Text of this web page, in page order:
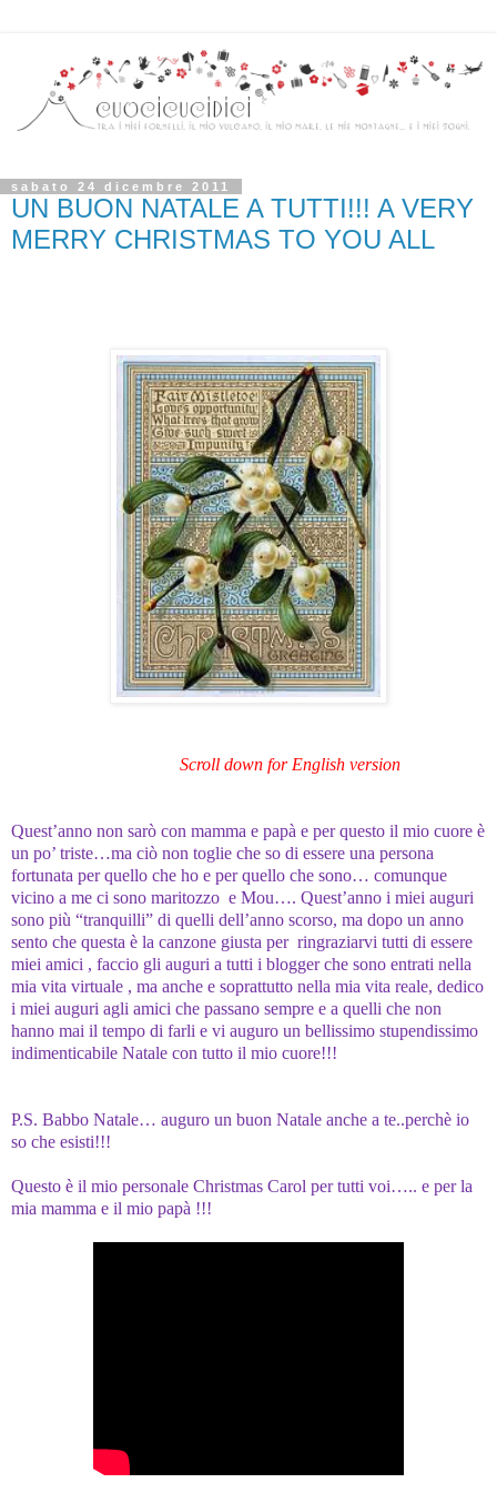
sabato 24 dicembre 2011
UN BUON NATALE A TUTTI!!! A VERY
MERRY CHRISTMAS TO YOU ALL
Scroll down for English version
Quest’anno non sarò con mamma e papà e per questo il mio cuore è
un po’ triste…ma ciò non toglie che so di essere una persona
fortunata per quello che ho e per quello che sono… comunque
vicino a me ci sono maritozzo e Mou…. Quest’anno i miei auguri
sono più “tranquilli” di quelli dell’anno scorso, ma dopo un anno
sento che questa è la canzone giusta per ringraziarvi tutti di essere
miei amici , faccio gli auguri a tutti i blogger che sono entrati nella
mia vita virtuale , ma anche e soprattutto nella mia vita reale, dedico
i miei auguri agli amici che passano sempre e a quelli che non
hanno mai il tempo di farli e vi auguro un bellissimo stupendissimo
indimenticabile Natale con tutto il mio cuore!!!
P.S. Babbo Natale… auguro un buon Natale anche a te..perchè io
so che esisti!!!
Questo è il mio personale Christmas Carol per tutti voi….. e per la
mia mamma e il mio papà !!!